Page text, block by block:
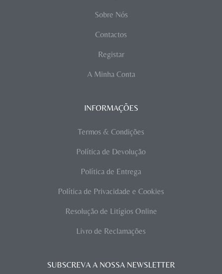
Sobre Nós
Contactos
Registar
A Minha Conta
INFORMAÇÕES
Termos & Condições
Política de Devolução
Política de Entrega
Política de Privacidade e Cookies
Resolução de Litígios Online
Livro de Reclamações
SUBSCREVA A NOSSA NEWSLETTER